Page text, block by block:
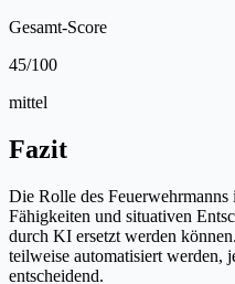
Gesamt-Score
45/100
mittel
Fazit
Die Rolle des
Fähigkeiten und situativen
durch KI ersetzt werden
teilweise automatisiert werden,
entscheidend.